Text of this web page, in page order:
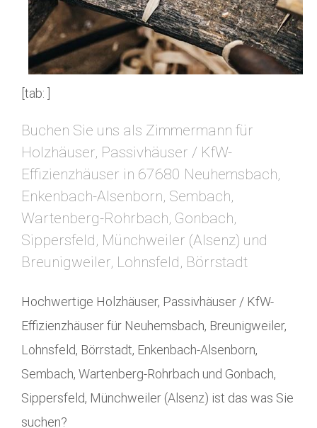
[tab: ]
Buchen Sie uns als Zimmermann für
Holzhäuser, Passivhäuser / KfW-
Effizienzhäuser in 67680 Neuhemsbach,
Enkenbach-Alsenborn, Sembach,
Wartenberg-Rohrbach, Gonbach,
Sippersfeld, Münchweiler (Alsenz) und
Breunigweiler, Lohnsfeld, Börrstadt
Hochwertige Holzhäuser, Passivhäuser / KfW-
Effizienzhäuser für Neuhemsbach, Breunigweiler,
Lohnsfeld, Börrstadt, Enkenbach-Alsenborn,
Sembach, Wartenberg-Rohrbach und Gonbach,
Sippersfeld, Münchweiler (Alsenz) ist das was Sie
suchen?